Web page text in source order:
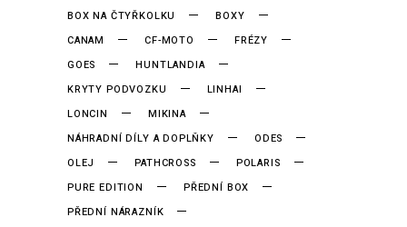
BOX NA ČTYŘKOLKU
BOXY
CANAM
CF-MOTO
FRÉZY
GOES
HUNTLANDIA
KRYTY PODVOZKU
LINHAI
LONCIN
MIKINA
NÁHRADNÍ DÍLY A DOPLŇKY
ODES
OLEJ
PATHCROSS
POLARIS
PURE EDITION
PŘEDNÍ BOX
PŘEDNÍ NÁRAZNÍK